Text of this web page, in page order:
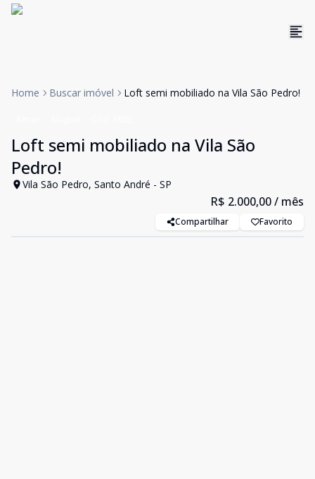
Home Buscar imóvel Loft semi mobiliado na Vila São Pedro!
Loft semi mobiliado na Vila São
Pedro!
Vila São Pedro, Santo André - SP
R$ 2.000,00/ mês
Compartilhar Favorito